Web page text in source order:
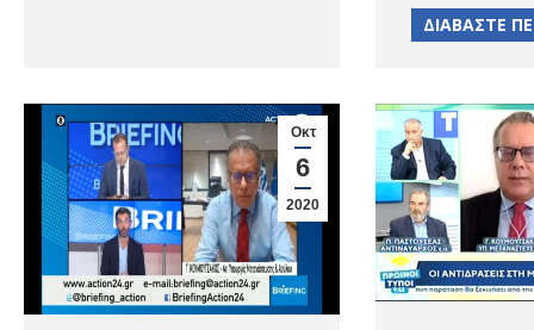
ΔΙΑΒΑΣΤΕ
Οκτ
6
2020